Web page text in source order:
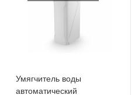
Умягчитель воды
автоматический